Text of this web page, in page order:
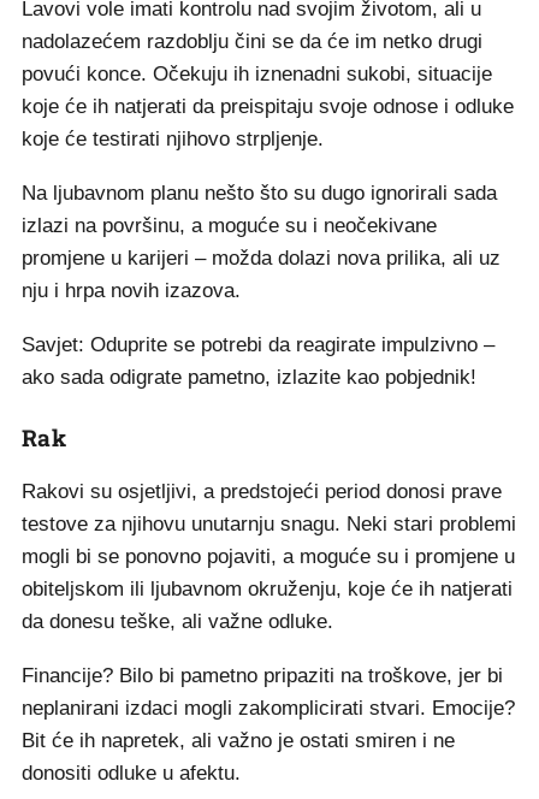
Lavovi vole imati kontrolu nad svojim životom, ali u
nadolazećem razdoblju čini se da će im netko drugi
povući konce. Očekuju ih iznenadni sukobi, situacije
koje će ih natjerati da preispitaju svoje odnose i odluke
koje će testirati njihovo strpljenje.
Na ljubavnom planu nešto što su dugo ignorirali sada
izlazi na površinu, a moguće su i neočekivane
promjene u karijeri – možda dolazi nova prilika, ali uz
nju i hrpa novih izazova.
Savjet: Oduprite se potrebi da reagirate impulzivno –
ako sada odigrate pametno, izlazite kao pobjednik!
Rak
Rakovi su osjetljivi, a predstojeći period donosi prave
testove za njihovu unutarnju snagu. Neki stari problemi
mogli bi se ponovno pojaviti, a moguće su i promjene u
obiteljskom ili ljubavnom okruženju, koje će ih natjerati
da donesu teške, ali važne odluke.
Financije? Bilo bi pametno pripaziti na troškove, jer bi
neplanirani izdaci mogli zakomplicirati stvari. Emocije?
Bit će ih napretek, ali važno je ostati smiren i ne
donositi odluke u afektu.